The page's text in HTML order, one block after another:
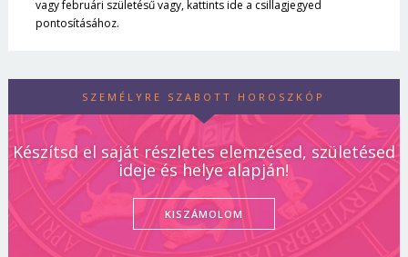
vagy februári születésű vagy, kattints ide a csillagjegyed
pontosításához.
SZEMÉLYRE SZABOTT HOROSZKÓP
Készítsd el saját részletes elemzésed, születésed
ideje és helye alapján!
KISZÁMOLOM